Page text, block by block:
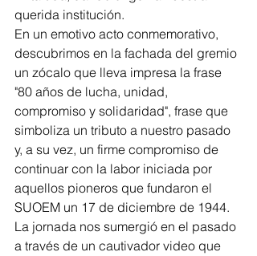
querida institución.
En un emotivo acto conmemorativo,
descubrimos en la fachada del gremio
un zócalo que lleva impresa la frase
"80 años de lucha, unidad,
compromiso y solidaridad", frase que
simboliza un tributo a nuestro pasado
y, a su vez, un firme compromiso de
continuar con la labor iniciada por
aquellos pioneros que fundaron el
SUOEM un 17 de diciembre de 1944.
La jornada nos sumergió en el pasado
a través de un cautivador video que